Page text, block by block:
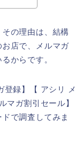
の理由は、結構
店で、メルマガ
からです。
登録】【 アシリ メ
マガ割引セール】
で調査してみま